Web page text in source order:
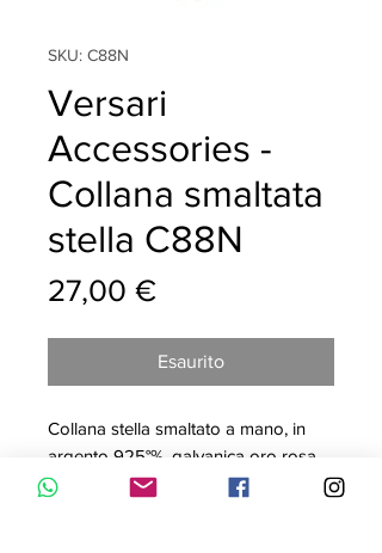
SKU: C88N
Versari
Accessories -
Collana smaltata
stella C88N
27,00 €Prezzo
Esaurito
Collana stella smaltato a mano, in
argento 925°%, galvanica oro rosa
18kt, MADE IN ITALY. Questa